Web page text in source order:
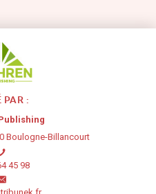
PAR :
Boulogne-Billancourt
45 98